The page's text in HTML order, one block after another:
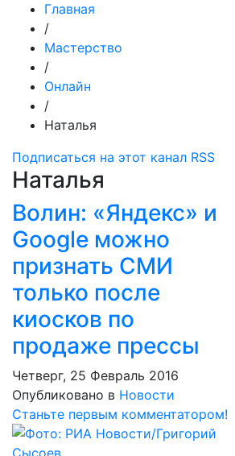
Главная
/
Мастерство
/
Онлайн
/
Наталья
Подписаться на этот канал RSS
Наталья
Волин: «Яндекс» и
Google можно
признать СМИ
только после
киосков по
продаже прессы
Четверг, 25 Февраль 2016
Опубликовано в Новости
Станьте первым комментатором!